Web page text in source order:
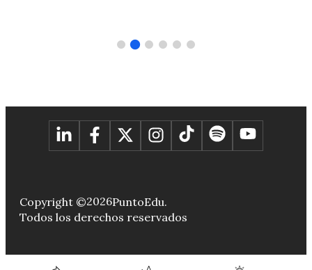
Copyright ©2026PuntoEdu.
Todos los derechos reservados